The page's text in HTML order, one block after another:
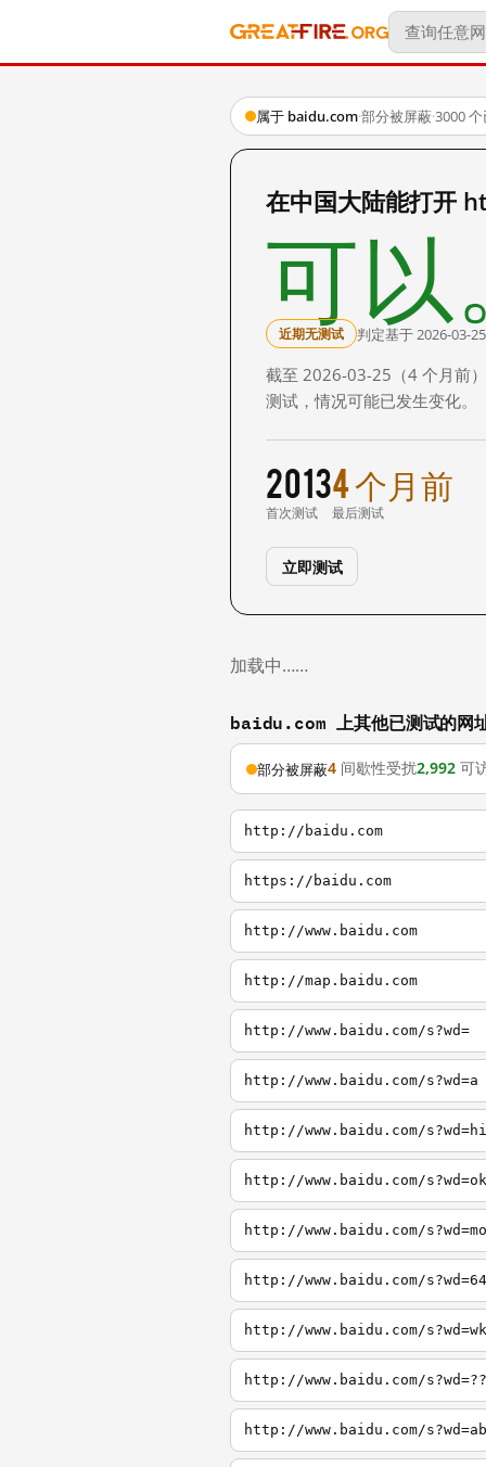
属于 baidu.com·部分被屏蔽·3000
在中国大陆能打开
可以
近期无测试 判定基于 2026-03-
截至 2026-03-25（4 个月前
测试，情况可能已发生变化。
2013
首次测试
4 个月前
最后测试
立即测试
加载中……
baidu.com 上其他已测试的网
部分被屏蔽4 间歇性受扰2,992 可
http://baidu.com
https://baidu.com
http://www.baidu.com
http://map.baidu.com
http://www.baidu.com/s?wd=
http://www.baidu.com/s?wd=a
http://www.baidu.com/s?wd=hi
http://www.baidu.com/s?wd=ok
http://www.baidu.com/s?wd=mo
http://www.baidu.com/s?wd=64
http://www.baidu.com/s?wd=wk
http://www.baidu.com/s?wd=??
http://www.baidu.com/s?wd=ab